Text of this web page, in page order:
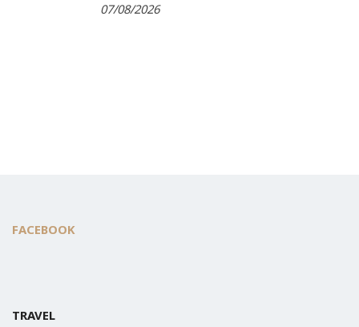
07/08/2026
FACEBOOK
TRAVEL